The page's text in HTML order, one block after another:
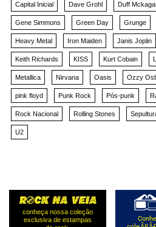
Capital Inicial Dave Grohl Duff
Gene Simmons Green Day Grunge
Heavy Metal Iron Maiden Janis Joplin
Keith Richards KISS Kurt Cobain
Metallica Nirvana Oasis Ozzy
pink floyd Punk Rock Pós-punk
Rock Nacional Rolling Stones
U2